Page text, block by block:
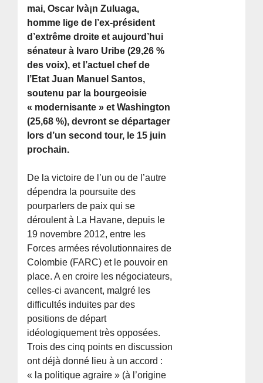
mai, Oscar Ivà¡n Zuluaga,
homme lige de l’ex-président
d’extrême droite et aujourd’hui
sénateur à lvaro Uribe (29,26 %
des voix), et l’actuel chef de
l’Etat Juan Manuel Santos,
soutenu par la bourgeoisie
« modernisante » et Washington
(25,68 %), devront se départager
lors d’un second tour, le 15 juin
prochain.
De la victoire de l’un ou de l’autre
dépendra la poursuite des
pourparlers de paix qui se
déroulent à La Havane, depuis le
19 novembre 2012, entre les
Forces armées révolutionnaires de
Colombie (FARC) et le pouvoir en
place. A en croire les négociateurs,
celles-ci avancent, malgré les
difficultés induites par des
positions de départ
idéologiquement très opposées.
Trois des cinq points en discussion
ont déjà donné lieu à un accord :
« la politique agraire » (à l’origine